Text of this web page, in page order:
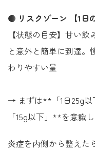
🔴 リスクゾーン
【1
【状態の目安】甘い
と意外と簡単に到達。
わりやすい量
→ まずは**「1日25g以
「15g以下」**を意識
炎症を内側から整えた